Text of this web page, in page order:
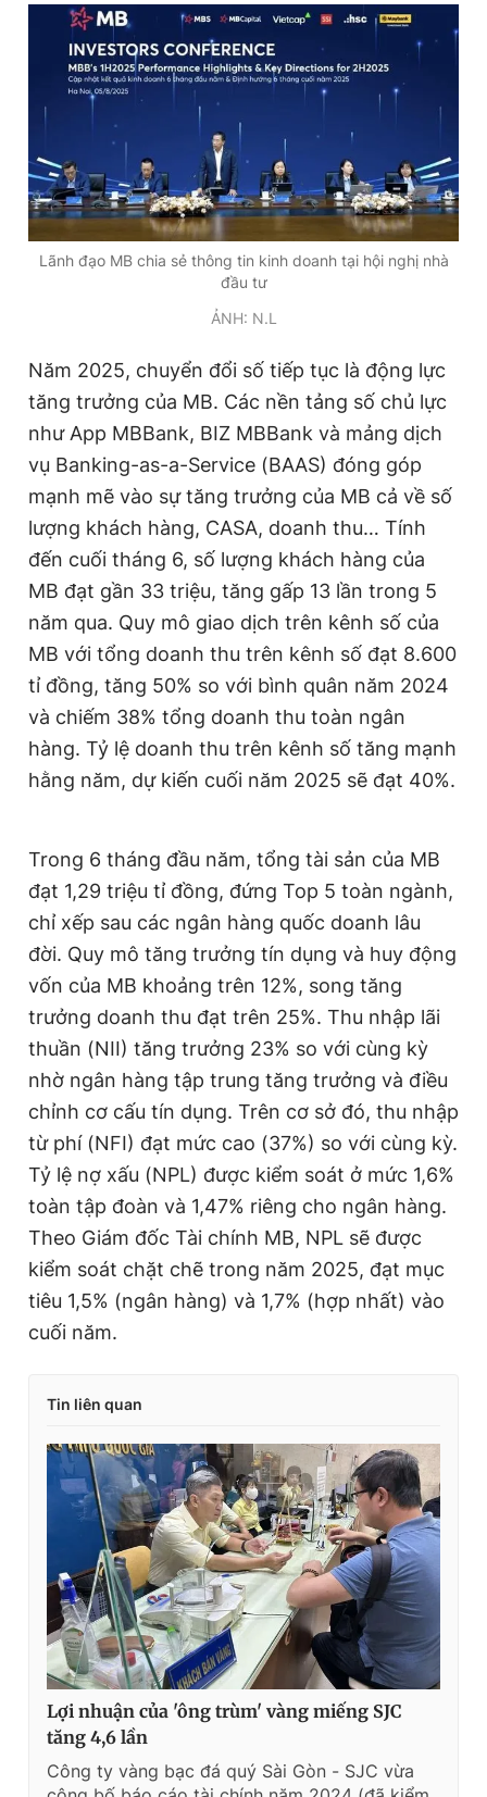
Theo dõi báo trên
Hotline
0906 645 777 0908 780 404
Đặt báo Quảng cáo RSS Tòa soạn Chính sách bảo
Tổng biên tập: Nguyễn Ngọc Toàn
Phó tổng biên tập thường trực: Hải Thành
Phó tổng biên tập: Lâm Hiếu Dũng
Tổng thư ký tòa soạn: Đức Trung
Giấy phép xuất bản số 110/GP - BTTTT cấp ngày 24.3.2020
© 2003-2026 Bản quyền thuộc về Báo Thanh Niên. Cấm sao
chép dưới mọi hình thức nếu không có sự chấp thuận bằng văn
bản. Phát triển bởi ePi Technologies, JSC.
Lãnh đạo MB chia sẻ thông tin kinh doanh tại hội nghị nhà
đầu tư
ẢNH: N.L
Năm 2025, chuyển đổi số tiếp tục là động lực
tăng trưởng của MB. Các nền tảng số chủ lực
như App MBBank, BIZ MBBank và mảng dịch
vụ Banking-as-a-Service (BAAS) đóng góp
mạnh mẽ vào sự tăng trưởng của MB cả về số
lượng khách hàng, CASA, doanh thu… Tính
đến cuối tháng 6, số lượng khách hàng của
MB đạt gần 33 triệu, tăng gấp 13 lần trong 5
năm qua. Quy mô giao dịch trên kênh số của
MB với tổng doanh thu trên kênh số đạt 8.600
tỉ đồng, tăng 50% so với bình quân năm 2024
và chiếm 38% tổng doanh thu toàn ngân
hàng. Tỷ lệ doanh thu trên kênh số tăng mạnh
hằng năm, dự kiến cuối năm 2025 sẽ đạt 40%.
Trong 6 tháng đầu năm, tổng tài sản của MB
đạt 1,29 triệu tỉ đồng, đứng Top 5 toàn ngành,
chỉ xếp sau các ngân hàng quốc doanh lâu
đời. Quy mô tăng trưởng tín dụng và huy động
vốn của MB khoảng trên 12%, song tăng
trưởng doanh thu đạt trên 25%. Thu nhập lãi
thuần (NII) tăng trưởng 23% so với cùng kỳ
nhờ ngân hàng tập trung tăng trưởng và điều
chỉnh cơ cấu tín dụng. Trên cơ sở đó, thu nhập
từ phí (NFI) đạt mức cao (37%) so với cùng kỳ.
Tỷ lệ nợ xấu (NPL) được kiểm soát ở mức 1,6%
toàn tập đoàn và 1,47% riêng cho ngân hàng.
Theo Giám đốc Tài chính MB, NPL sẽ được
kiểm soát chặt chẽ trong năm 2025, đạt mục
tiêu 1,5% (ngân hàng) và 1,7% (hợp nhất) vào
cuối năm.
Tin liên quan
Lợi nhuận của 'ông trùm' vàng miếng SJC
tăng 4,6 lần
Công ty vàng bạc đá quý Sài Gòn - SJC vừa